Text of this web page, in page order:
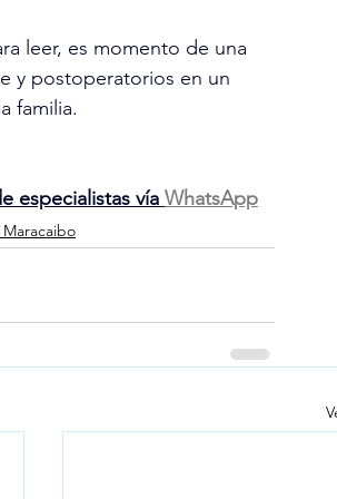
leer, es momento de una
y postoperatorios en un
familia.
especialistas vía WhatsApp